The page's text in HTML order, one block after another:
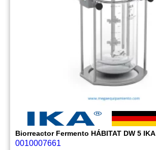
Biorreactor Fermento HÁBITAT DW 5 IKA
0010007661